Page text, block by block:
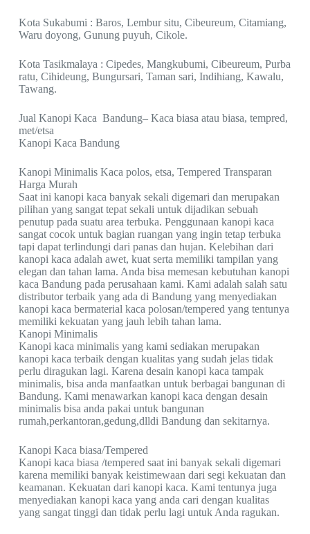
Kota Sukabumi : Baros, Lembur situ, Cibeureum, Citamiang,
Waru doyong, Gunung puyuh, Cikole.
Kota Tasikmalaya : Cipedes, Mangkubumi, Cibeureum, Purba
ratu, Cihideung, Bungursari, Taman sari, Indihiang, Kawalu,
Tawang.
Jual Kanopi Kaca Bandung– Kaca biasa atau biasa, tempred,
met/etsa
Kanopi Kaca Bandung
Kanopi Minimalis Kaca polos, etsa, Tempered Transparan
Harga Murah
Saat ini kanopi kaca banyak sekali digemari dan merupakan
pilihan yang sangat tepat sekali untuk dijadikan sebuah
penutup pada suatu area terbuka. Penggunaan kanopi kaca
sangat cocok untuk bagian ruangan yang ingin tetap terbuka
tapi dapat terlindungi dari panas dan hujan. Kelebihan dari
kanopi kaca adalah awet, kuat serta memiliki tampilan yang
elegan dan tahan lama. Anda bisa memesan kebutuhan kanopi
kaca Bandung pada perusahaan kami. Kami adalah salah satu
distributor terbaik yang ada di Bandung yang menyediakan
kanopi kaca bermaterial kaca polosan/tempered yang tentunya
memiliki kekuatan yang jauh lebih tahan lama.
Kanopi Minimalis
Kanopi kaca minimalis yang kami sediakan merupakan
kanopi kaca terbaik dengan kualitas yang sudah jelas tidak
perlu diragukan lagi. Karena desain kanopi kaca tampak
minimalis, bisa anda manfaatkan untuk berbagai bangunan di
Bandung. Kami menawarkan kanopi kaca dengan desain
minimalis bisa anda pakai untuk bangunan
rumah,perkantoran,gedung,dlldi Bandung dan sekitarnya.
Kanopi Kaca biasa/Tempered
Kanopi kaca biasa /tempered saat ini banyak sekali digemari
karena memiliki banyak keistimewaan dari segi kekuatan dan
keamanan. Kekuatan dari kanopi kaca. Kami tentunya juga
menyediakan kanopi kaca yang anda cari dengan kualitas
yang sangat tinggi dan tidak perlu lagi untuk Anda ragukan.